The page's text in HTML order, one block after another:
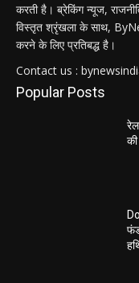
करती है। ब्रेकिंग न्यूज,
विस्तृत श्रृंखला के साथ,
करने के लिए प्रतिबद्ध है।
Contact us :
Popular Posts